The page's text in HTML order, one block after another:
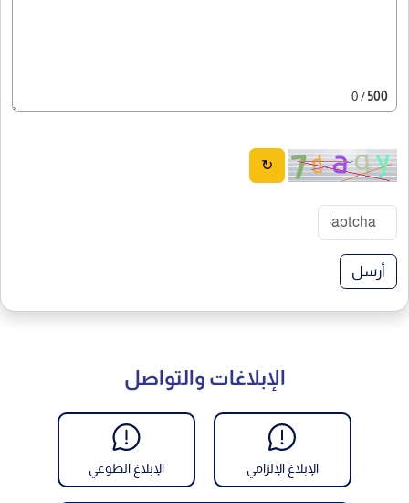
500
/ 0
↻
أرسل
الإبلاغات والتواصل
الإبلاغ الإلزامي الإبلاغ الطوعي